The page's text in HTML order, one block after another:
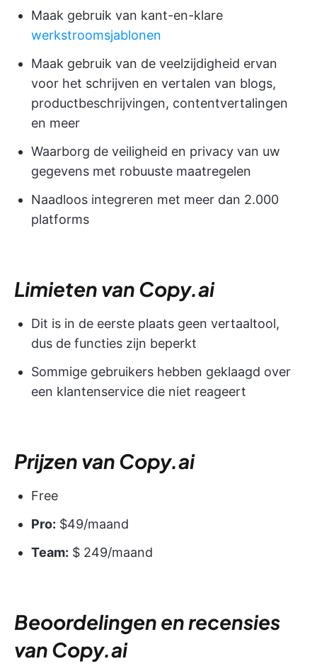
Maak gebruik van kant-en-klare
werkstroomsjablonen
Maak gebruik van de veelzijdigheid ervan
voor het schrijven en vertalen van blogs,
productbeschrijvingen, contentvertalingen
en meer
Waarborg de veiligheid en privacy van uw
gegevens met robuuste maatregelen
Naadloos integreren met meer dan 2.000
platforms
Limieten van Copy.ai
Dit is in de eerste plaats geen vertaaltool,
dus de functies zijn beperkt
Sommige gebruikers hebben geklaagd over
een klantenservice die niet reageert
Prijzen van Copy.ai
Free
Pro: $49/maand
Team: $ 249/maand
Beoordelingen en recensies
van Copy.ai